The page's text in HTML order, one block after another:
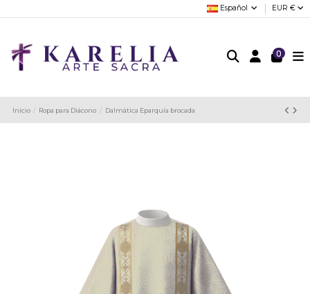
Español EUR €
0
Inicio Ropa para Diácono Dalmática Eparquía brocada